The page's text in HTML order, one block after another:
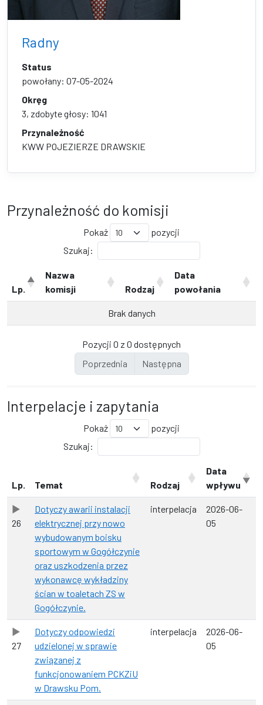
Radny
Status
powołany: 07-05-2024
Okręg
3, zdobyte głosy: 1041
Przynależność
KWW POJEZIERZE DRAWSKIE
Przynależność do komisji
Pokaż
pozycji
Szukaj:
Lp.
Nazwa
komisji
Rodzaj
Data
powołania
Brak danych
Pozycji 0 z 0 dostępnych
Poprzednia
Następna
Interpelacje i zapytania
Pokaż
pozycji
Szukaj:
Lp. Temat Rodzaj
Data
wpływu
26
Dotyczy awarii instalacji
elektrycznej przy nowo
wybudowanym boisku
sportowym w Gogółczynie
oraz uszkodzenia przez
wykonawcę wykładziny
ścian w toaletach ZS w
Gogółczynie.
interpelacja
2026-06-
05
27
Dotyczy odpowiedzi
udzielonej w sprawie
związanej z
funkcjonowaniem PCKZiU
w Drawsku Pom.
interpelacja
2026-06-
05